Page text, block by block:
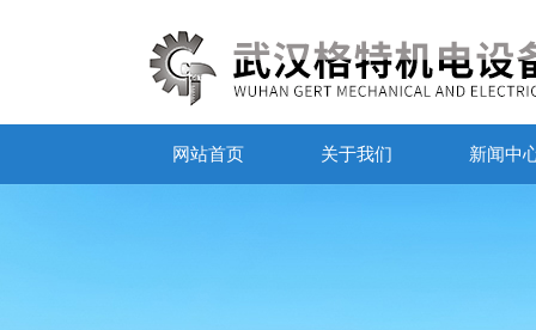
网站首页 关于我们 新闻中